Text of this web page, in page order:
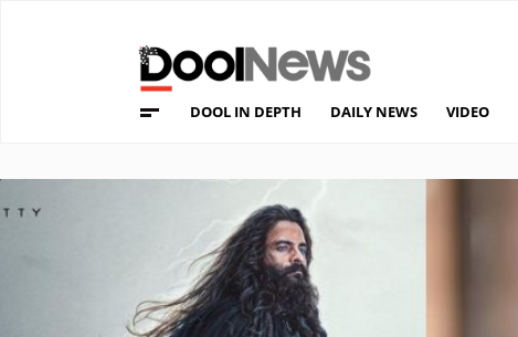
DOOL IN DEPTH DAILY NEWS VIDEO